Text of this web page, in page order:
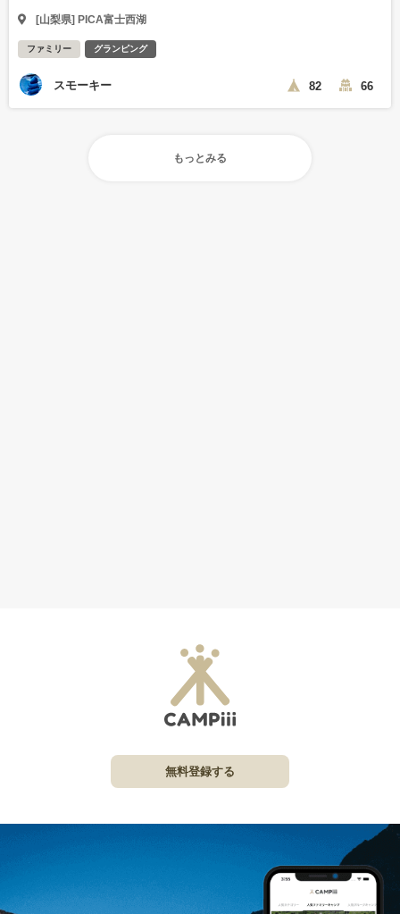
[山梨県] PICA富士西湖
ファミリー グランピング
スモーキー 82 66
もっとみる
無料登録する